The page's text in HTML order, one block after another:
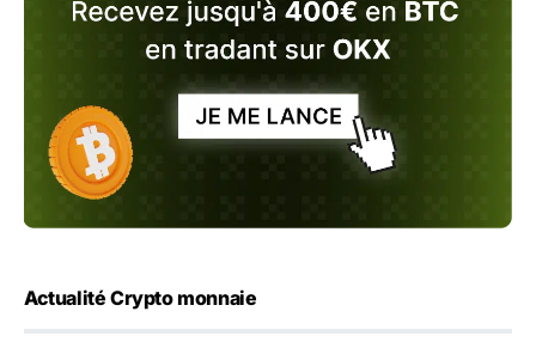
Actualité Crypto monnaie